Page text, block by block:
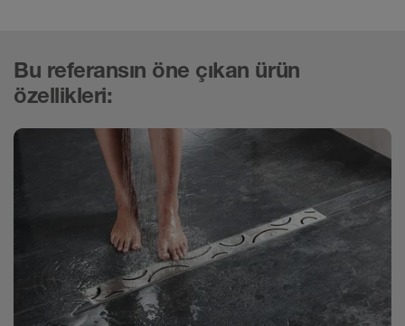
Bu referansın öne çıkan ürün
özellikleri: